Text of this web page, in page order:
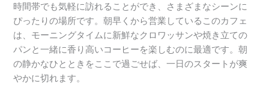
時間帯でも気軽に訪れることができ、さまざまなシーンに
ぴったりの場所です。朝早くから営業しているこのカフェ
は、モーニングタイムに新鮮なクロワッサンや焼き立ての
パンと一緒に香り高いコーヒーを楽しむのに最適です。朝
の静かなひとときをここで過ごせば、一日のスタートが爽
やかに切れます。